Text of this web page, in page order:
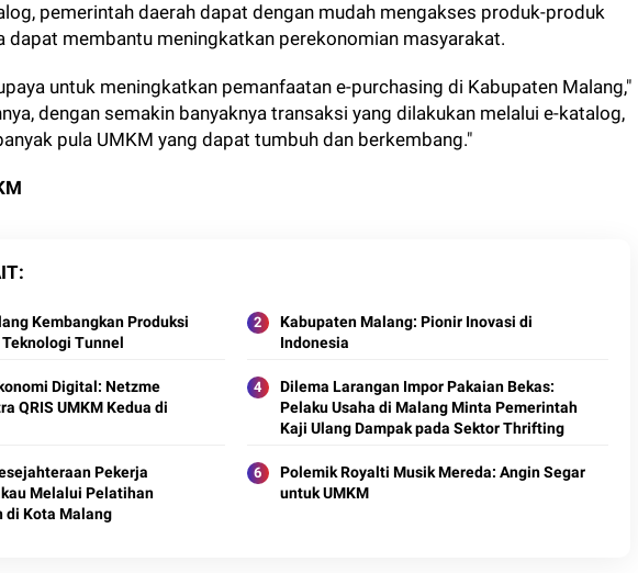
pemerintah daerah dapat dengan mudah mengakses produk-produk
dapat membantu meningkatkan perekonomian masyarakat.
untuk meningkatkan pemanfaatan e-purchasing di Kabupaten Malang,"
dengan semakin banyaknya transaksi yang dilakukan melalui e-katalog,
pula UMKM yang dapat tumbuh dan berkembang."
Kembangkan Produksi
Tunnel
Kabupaten Malang: Pionir Inovasi di
Indonesia
Digital: Netzme
QRIS UMKM Kedua di
Dilema Larangan Impor Pakaian Bekas:
Pelaku Usaha di Malang Minta Pemerintah
Kaji Ulang Dampak pada Sektor Thrifting
Pekerja
Melalui Pelatihan
di Kota Malang
Polemik Royalti Musik Mereda: Angin Segar
untuk UMKM